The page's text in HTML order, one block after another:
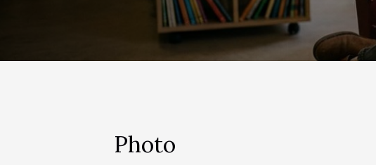
seulement l’endroit où l’on emprunte un roman, c’est
rare, chauffé l’hiver, climatisé...
Photo